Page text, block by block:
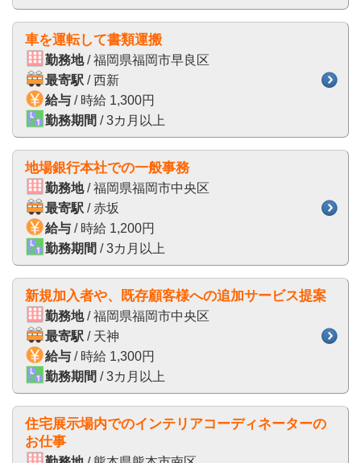
車を運転して書類運搬
勤務地/ 福岡県福岡市早良区
最寄駅 / 西新
給与 / 時給 1,300円
勤務期間 / 3カ月以上
地場銀行本社での一般事務
勤務地/ 福岡県福岡市中央区
最寄駅 / 赤坂
給与 / 時給 1,200円
勤務期間 / 3カ月以上
新規加入者や、既存顧客様への追加サービス提案
勤務地/ 福岡県福岡市中央区
最寄駅 / 天神
給与 / 時給 1,300円
勤務期間 / 3カ月以上
住宅展示場内でのインテリアコーディネーターの
お仕事